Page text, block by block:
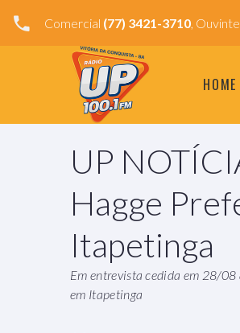
Comercial (77) 3421-3710,
HOME
UP
Hagge
Itapetinga
Em entrevista cedida em 28/08
em Itapetinga